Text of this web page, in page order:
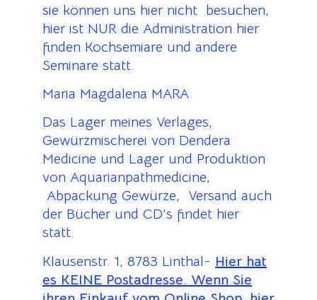
sie können uns hier nicht besuchen,
hier ist NUR die Administration hier
finden Kochsemiare und andere
Seminare statt.
Maria Magdalena MARA
Das Lager meines Verlages,
Gewürzmischerei von Dendera
Medicine und Lager und Produktion
von Aquarianpathmedicine,
Abpackung Gewürze, Versand auch
der Bücher und CD’s findet hier
statt.
Klausenstr. 1, 8783 Linthal- Hier hat
es KEINE Postadresse. Wenn Sie